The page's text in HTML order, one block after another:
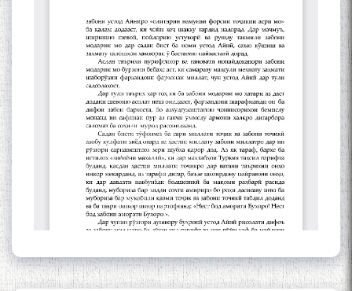
Сайри Дарвоз бо Мӯъмин
Қаноат: Чанор ҳам "гап"
мезанад
ШАРҲИ МУЛОҚОТ БО АҲЛИ
ИЛМ ВА МАОРИФИ КИШВАР
АКАДЕМИЯИ МИЛЛИИ
ИЛМҲОИ ТОҶИКИСТОН